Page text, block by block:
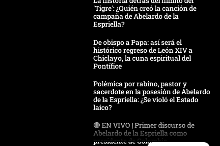
'Tigre': ¿Quién creó la canción de
campaña de Abelardo de la
Espriella?
De obispo a Papa: así será el
histórico regreso de León XIV a
Chiclayo, la cuna espiritual del
Pontífice
Polémica por rabino, pastor y
sacerdote en la posesión de Abelardo
de la Espriella: ¿Se violó el Estado
laico?
🔴 EN VIVO | Primer discurso de
Abelardo de la Espriella como
presidente de Colombia